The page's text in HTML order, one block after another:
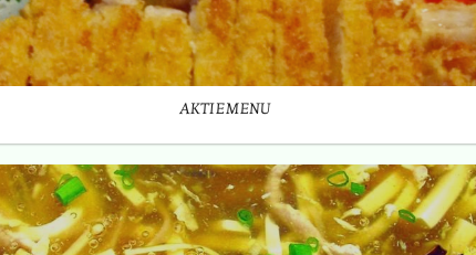
AKTIEMENU